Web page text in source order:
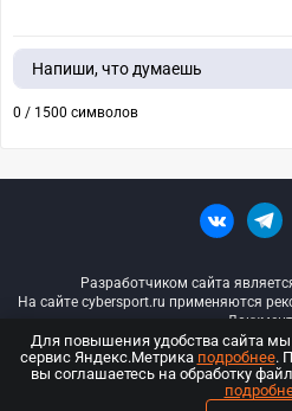
Напиши, что думаешь
0 / 1500 символов
Разработчиком сайта
На сайте cybersport.ru применяются
© ООО «Киберспорт.ру» —
18+
Для повышения удобства сайта
сервис Яндекс.Метрика подробнее.
вы соглашаетесь на обработку